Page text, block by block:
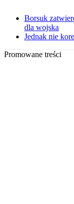
Borsuk
dla wojska
Jednak nie
Promowane treści